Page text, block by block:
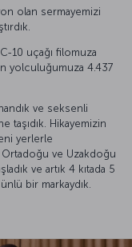
olan sermayemizi
10 uçağı filomuza
yolculuğumuza 4.437
ve seksenli
taşıdık. Hikayemizin
yerlerle
Ortadoğu ve Uzakdoğu
ve artık 4 kıtada 5
bir markaydık.